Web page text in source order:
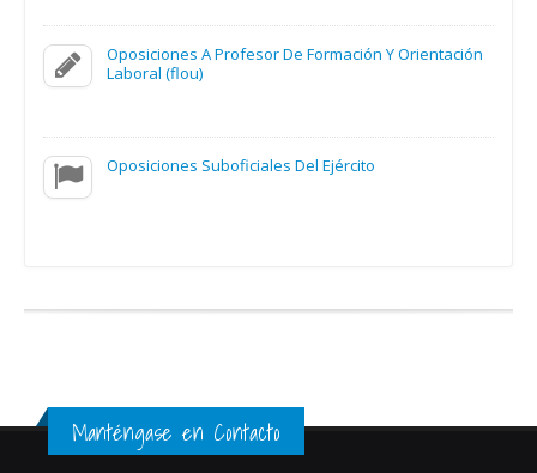
Oposiciones A Profesor De Formación Y Orientación
Laboral (flou)
Oposiciones Suboficiales Del Ejército
Manténgase en Contacto